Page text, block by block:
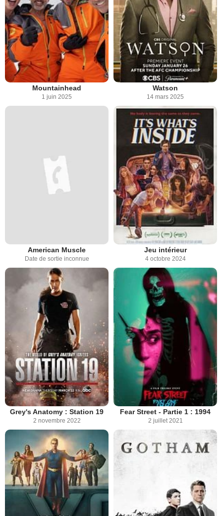
Mountainhead
1 juin 2025
Watson
14 mars 2025
American Muscle
Date de sortie inconnue
Jeu intérieur
4 octobre 2024
Grey's Anatomy : Station 19
2 novembre 2022
Fear Street - Partie 1 : 1994
2 juillet 2021